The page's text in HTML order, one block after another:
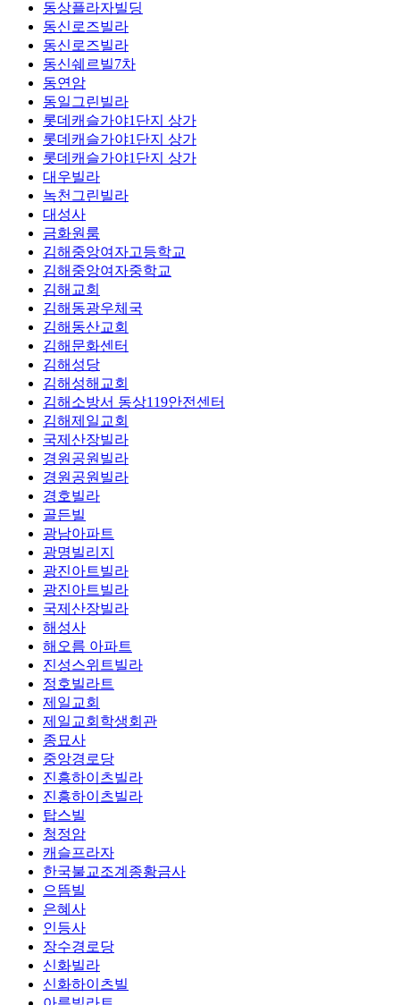
동상플라자빌딩
동신로즈빌라
동신로즈빌라
동신쉐르빌7차
동연암
동일그린빌라
롯데캐슬가야1단지 상가
롯데캐슬가야1단지 상가
롯데캐슬가야1단지 상가
대우빌라
녹천그린빌라
대성사
금화원룸
김해중앙여자고등학교
김해중앙여자중학교
김해교회
김해동광우체국
김해동산교회
김해문화센터
김해성당
김해성해교회
김해소방서 동상119안전센터
김해제일교회
국제산장빌라
경원공원빌라
경원공원빌라
경호빌라
골든빌
광남아파트
광명빌리지
광진아트빌라
광진아트빌라
국제산장빌라
해성사
해오름 아파트
진성스위트빌라
정호빌라트
제일교회
제일교회학생회관
종묘사
중앙경로당
진흥하이츠빌라
진흥하이츠빌라
탑스빌
청정암
캐슬프라자
한국불교조계종황금사
으뜸빌
은혜사
인등사
장수경로당
신화빌라
신화하이츠빌